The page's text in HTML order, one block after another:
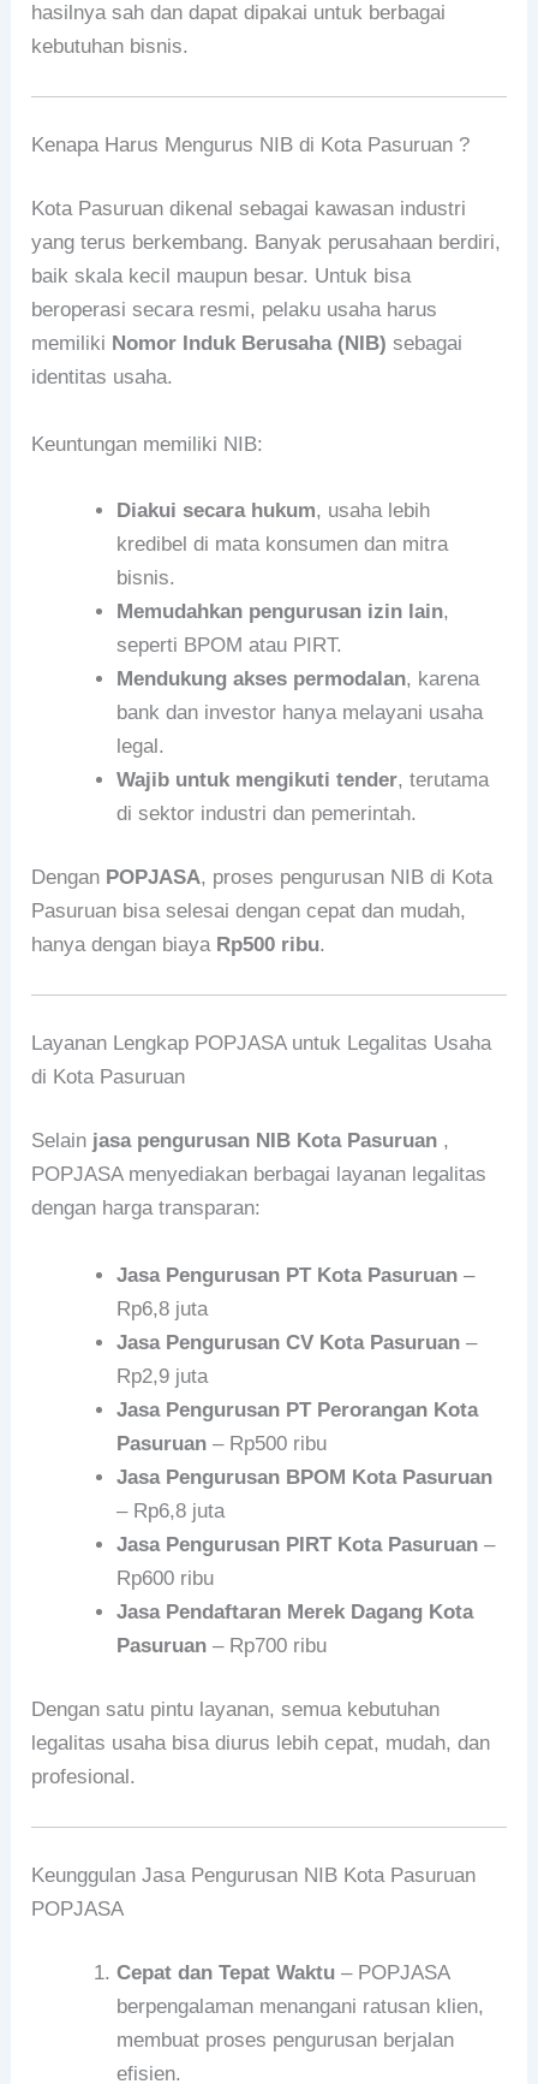
hasilnya sah dan dapat dipakai untuk berbagai
kebutuhan bisnis.
Kenapa Harus Mengurus NIB di Kota Pasuruan ?
Kota Pasuruan dikenal sebagai kawasan industri
yang terus berkembang. Banyak perusahaan berdiri,
baik skala kecil maupun besar. Untuk bisa
beroperasi secara resmi, pelaku usaha harus
memiliki Nomor Induk Berusaha (NIB) sebagai
identitas usaha.
Keuntungan memiliki NIB:
Diakui secara hukum, usaha lebih
kredibel di mata konsumen dan mitra
bisnis.
Memudahkan pengurusan izin lain,
seperti BPOM atau PIRT.
Mendukung akses permodalan, karena
bank dan investor hanya melayani usaha
legal.
Wajib untuk mengikuti tender, terutama
di sektor industri dan pemerintah.
Dengan POPJASA, proses pengurusan NIB di Kota
Pasuruan bisa selesai dengan cepat dan mudah,
hanya dengan biaya Rp500 ribu.
Layanan Lengkap POPJASA untuk Legalitas Usaha
di Kota Pasuruan
Selain jasa pengurusan NIB Kota Pasuruan ,
POPJASA menyediakan berbagai layanan legalitas
dengan harga transparan:
Jasa Pengurusan PT Kota Pasuruan–
Rp6,8 juta
Jasa Pengurusan CV Kota Pasuruan–
Rp2,9 juta
Jasa Pengurusan PT Perorangan Kota
Pasuruan– Rp500 ribu
Jasa Pengurusan BPOM Kota Pasuruan
– Rp6,8 juta
Jasa Pengurusan PIRT Kota Pasuruan–
Rp600 ribu
Jasa Pendaftaran Merek Dagang Kota
Pasuruan– Rp700 ribu
Dengan satu pintu layanan, semua kebutuhan
legalitas usaha bisa diurus lebih cepat, mudah, dan
profesional.
Keunggulan Jasa Pengurusan NIB Kota Pasuruan
POPJASA
Cepat dan Tepat Waktu – POPJASA
berpengalaman menangani ratusan klien,
membuat proses pengurusan berjalan
efisien.